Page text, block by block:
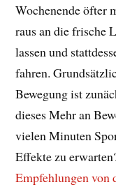
Wochenende öfter
raus an die frische
lassen und
fahren.
Bewegung ist
dieses Mehr an
vielen Minuten
Effekte zu
Empfehlungen von